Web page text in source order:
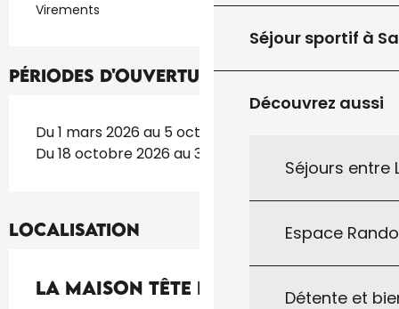
Séjour sportif à
Découvrez aussi
Séjours entre
Espace
Détente et
Virements
Périodes d'ouverture
Du 1 mars 2026 au 5 octobre 2026
Du 18 octobre 2026 au 30 novembre 2026
Localisation
La maison Tête de Bois